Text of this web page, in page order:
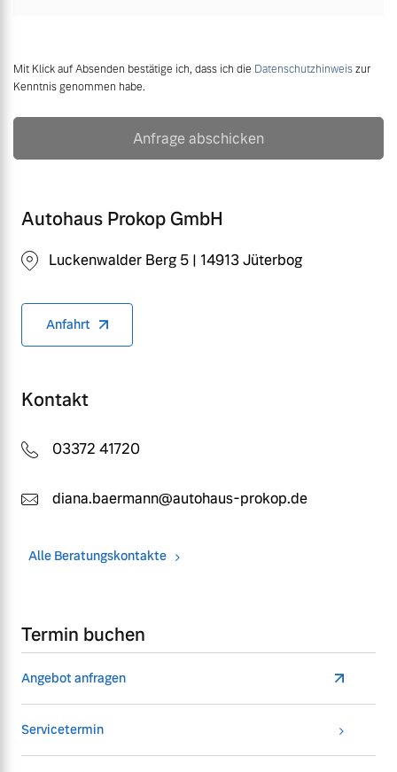
Mit Klick auf Absenden bestätige ich, dass ich die Datenschutzhinweiszur
Kenntnis genommen habe.
Anfrage abschicken
Autohaus Prokop GmbH
Luckenwalder Berg 5 | 14913 Jüterbog
Anfahrt
Kontakt
03372 41720
diana.baermann@autohaus-prokop.de
Alle Beratungskontakte
Termin buchen
Angebot anfragen
Servicetermin